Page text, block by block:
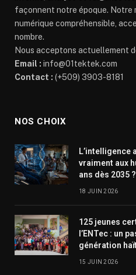
façonnent notre époque. Notre
numérique compréhensible,
nombre.
Nous acceptons actuellement
Email : info@01tektek.com
Contact : (+509) 3903-8181
NOS CHOIX
vraiment aux
ans dès 2035 ?
18 JUIN 2026
125 jeunes
l’ENTec : un
génération
15 JUIN 2026